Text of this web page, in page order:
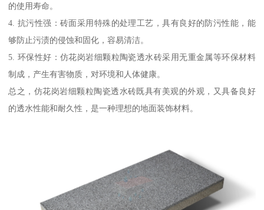
的使用寿命。
4. 抗污性强：砖面采用特殊的处理工艺，具有良好的防污性能，能
够防止污渍的侵蚀和固化，容易清洁。
5. 环保性好：仿花岗岩细颗粒陶瓷透水砖采用无重金属等环保材料
制成，产生有害物质，对环境和人体健康。
总之，仿花岗岩细颗粒陶瓷透水砖既具有美观的外观，又具备良好
的透水性能和耐久性，是一种理想的地面装饰材料。